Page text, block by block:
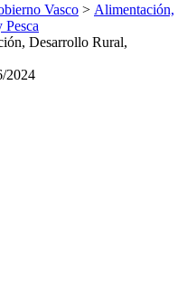
Vasco > Alimentación,
Desarrollo Rural,
2024